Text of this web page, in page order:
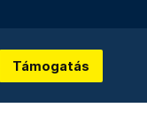
Támogatás